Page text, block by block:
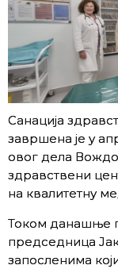
Санација
завршена је у
овог дела
здравствени
на квалитетну
Током данашње
председница
запосленима